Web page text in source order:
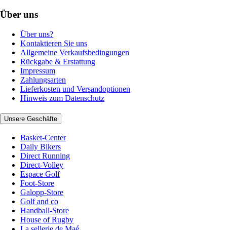
Über uns
Über uns?
Kontaktieren Sie uns
Allgemeine Verkaufsbedingungen
Rückgabe & Erstattung
Impressum
Zahlungsarten
Lieferkosten und Versandoptionen
Hinweis zum Datenschutz
Unsere Geschäfte
Basket-Center
Daily Bikers
Direct Running
Direct-Volley
Espace Golf
Foot-Store
Galopp-Store
Golf and co
Handball-Store
House of Rugby